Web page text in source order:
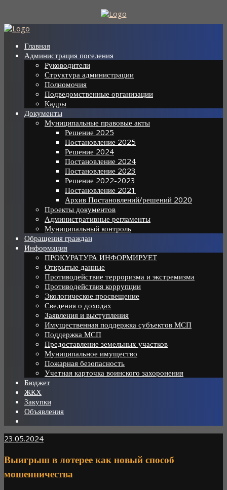
content
Главная
Администрация поселения
Руководители
Структура администрации
Полномочия
Подведомственные организации
Кадры
Документы
Муниципальные правовые акты
Решение 2025
Постановление 2025
Решение 2024
Постановление 2024
Постановление 2023
Решение 2022-2023
Постановление 2021
Архив Постановлений/решений 2020
Проекты документов
Административные регламенты
Муниципальный контроль
Обращения граждан
Информация
ПРОКУРАТУРА ИНФОРМИРУЕТ
Открытые данные
Противодействие терроризма и экстремизма
Противодействия коррупции
Экологическое просвещение
Сведения о доходах
Заявления и выступления
Имущественная поддержка субъектов МСП
Поддержка МСП
Предоставление земельных участков
Муниципальное имущество
Пожарная безопасность
Учетная карточка воинского захоронения
Бюджет
ЖКХ
Закупки
Объявления
23.05.2024
Выигрыш в лотерее как новый способ
мошенничества